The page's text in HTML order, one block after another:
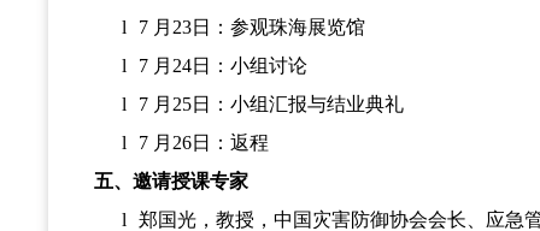
l
7 月23日：参观珠海展览馆
l
7 月24日：小组讨论
l
7 月25日：小组汇报与结业典礼
l
7 月26日：返程
五、邀请授课专家
l
郑国光，教授，中国灾害防御协会会长、应急